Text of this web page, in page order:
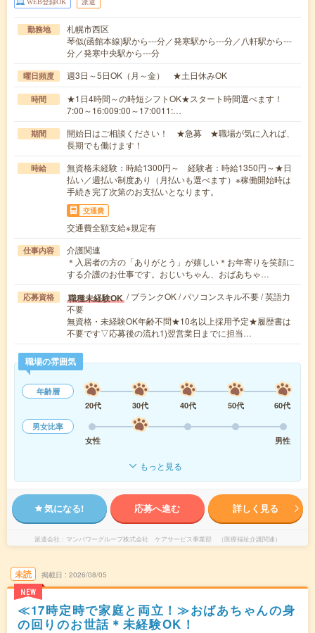
WEB登録OK 派遣
勤務地
札幌市西区
琴似(函館本線)駅から---分／発寒駅から---分／八軒駅から---
分／発寒中央駅から---分
曜日頻度 週3日～5日OK（月～金） ★土日休みOK
時間
★1日4時間～の時短シフトOK★スタート時間選べます！
7:00～16:009:00～17:0011:…
期間
開始日はご相談ください！ ★急募 ★職場が気に入れば、
長期でも働けます！
時給
無資格未経験：時給1300円～ 経験者：時給1350円～★日
払い／週払い制度あり（月払いも選べます）※稼働開始時は
手続き完了次第のお支払いとなります。
交通費
交通費全額支給※規定有
仕事内容
介護関連
＊入居者の方の「ありがとう」が嬉しい＊お年寄りを笑顔に
する介護のお仕事です。おじいちゃん、おばあちゃ…
応募資格 職種未経験OK / ブランクOK / パソコンスキル不要 / 英語力
不要
無資格・未経験OK年齢不問★10名以上採用予定★履歴書は
不要です▽応募後の流れ1)翌営業日までに担当…
職場の雰囲気
年齢層
20代
30代 40代 50代
60代
男女比率
女性
男性
もっと見る
気になる! 応募へ進む 詳しく見る
派遣会社 マンパワーグループ株式会社 ケアサービス事業部 （医療福祉介護関連）
未読
NEW
掲載日 2026/08/05
≪17時定時で家庭と両立！≫おばあちゃんの身
の回りのお世話＊未経験OK！